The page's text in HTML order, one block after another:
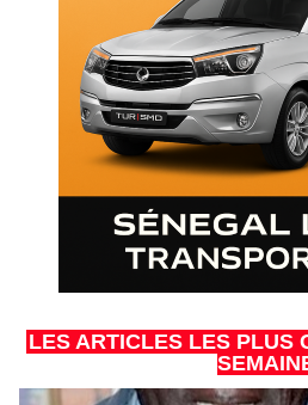
LES ARTICLES LES PLUS